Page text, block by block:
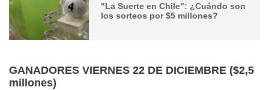
"La Suerte en Chile": ¿Cuándo son
los sorteos por $5 millones?
GANADORES VIERNES 22 DE DICIEMBRE ($2,5
millones)